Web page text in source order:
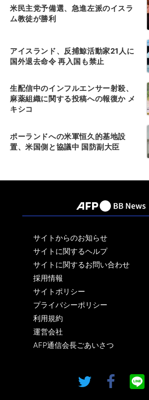
米民主党予備選、急進左派のイスラ
ム教徒が勝利
アイスランド、反捕鯨活動家21人に
国外退去命令 再入国も禁止
生配信中のインフルエンサー射殺、
麻薬組織に関する投稿への報復か メ
キシコ
ポーランドへの米軍恒久的基地設
置、米国側と協議中 国防副大臣
サイトからのお知らせ
サイトに関するヘルプ
サイトに関するお問い合わせ
採用情報
サイトポリシー
プライバシーポリシー
利用規約
運営会社
AFP通信会長ごあいさつ